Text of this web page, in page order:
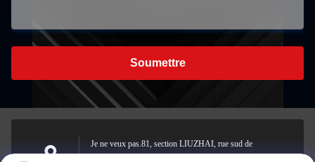
Soumettre
Je ne veux pas.81, section LIUZHAI, rue sud de